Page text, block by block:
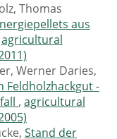
Thomas
aus
agricultural
Werner Daries,
Feldholzhackgut -
, agricultural
Stand der